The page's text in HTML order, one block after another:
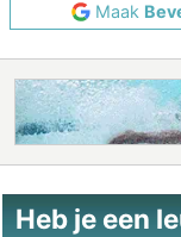
Maak
Heb je een